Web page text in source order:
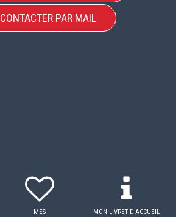
CONTACTER PAR MAIL
MES
MON LIVRET D'ACCUEIL